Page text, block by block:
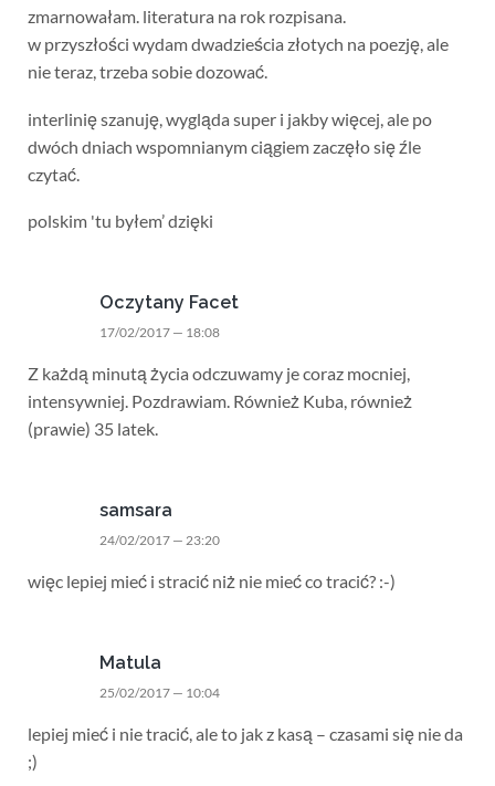
zmarnowałam. literatura na rok rozpisana.
w przyszłości wydam dwadzieścia złotych na poezję, ale
nie teraz, trzeba sobie dozować.
interlinię szanuję, wygląda super i jakby więcej, ale po
dwóch dniach wspomnianym ciągiem zaczęło się źle
czytać.
polskim 'tu byłem’ dzięki
Oczytany Facet
17/02/2017 — 18:08
Z każdą minutą życia odczuwamy je coraz mocniej,
intensywniej. Pozdrawiam. Również Kuba, również
(prawie) 35 latek.
samsara
24/02/2017 — 23:20
więc lepiej mieć i stracić niż nie mieć co tracić? :-)
Matula
25/02/2017 — 10:04
lepiej mieć i nie tracić, ale to jak z kasą – czasami się nie da
;)